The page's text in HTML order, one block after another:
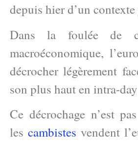
depuis hier d’un
Dans la foulée de
macroéconomique,
décrocher légèrement
son plus haut en intra-
Ce décrochage n’est
les cambistes vendent